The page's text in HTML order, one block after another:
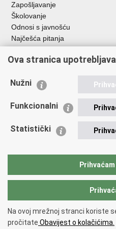
Zapošljavanje
Školovanje
Odnosi s javnošću
Najčešća pitanja
Važne poveznice
EMN Nacionalna kontaktna
Policijska akademija
Zaklada policijske solidarnosti
Sindikati
Copyright © 2026 Ravnateljstvo
Ova stranica
Nužni
Funkcionalni
Statistički
Na ovoj mrežnoj stranci koriste
pročitate Obavijest o kolačićima.